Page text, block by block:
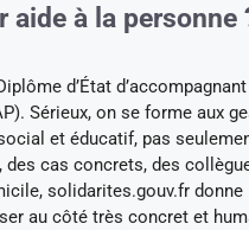
à la personne
d’État
Sérieux, on se forme aux
et éducatif, pas
des cas concrets, des
solidarites.gouv.fr
au côté très concret et